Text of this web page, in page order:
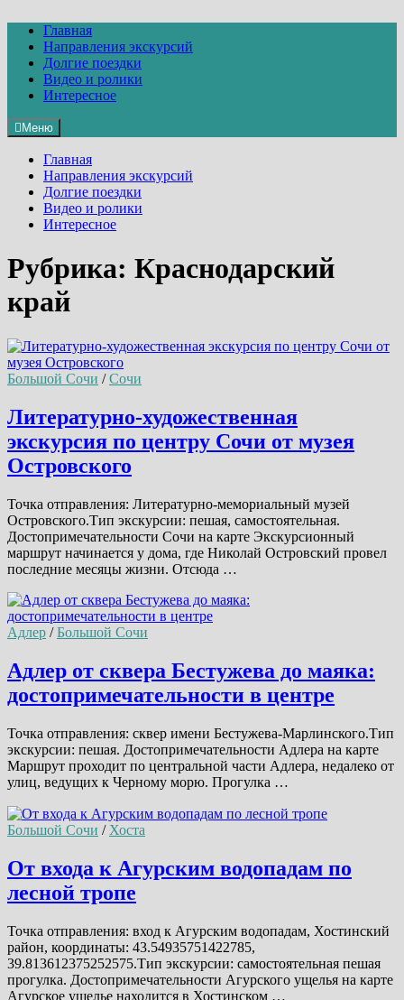
содержимому
Главная
Направления экскурсий
Долгие поездки
Видео и ролики
Интересное
Меню
Главная
Направления экскурсий
Долгие поездки
Видео и ролики
Интересное
Рубрика: Краснодарский
край
Большой Сочи /Сочи
Литературно-художественная
экскурсия по центру Сочи от музея
Островского
Точка отправления: Литературно-мемориальный музей
Островского.Тип экскурсии: пешая, самостоятельная.
Достопримечательности Сочи на карте Экскурсионный
маршрут начинается у дома, где Николай Островский провел
последние месяцы жизни. Отсюда …
Адлер /Большой Сочи
Адлер от сквера Бестужева до маяка:
достопримечательности в центре
Точка отправления: сквер имени Бестужева-Марлинского.Тип
экскурсии: пешая. Достопримечательности Адлера на карте
Маршрут проходит по центральной части Адлера, недалеко от
улиц, ведущих к Черному морю. Прогулка …
Большой Сочи / Хоста
От входа к Агурским водопадам по
лесной тропе
Точка отправления: вход к Агурским водопадам, Хостинский
район, координаты: 43.54935751422785,
39.813612375252575.Тип экскурсии: самостоятельная пешая
прогулка. Достопримечательности Агурского ущелья на карте
Агурское ущелье находится в Хостинском …